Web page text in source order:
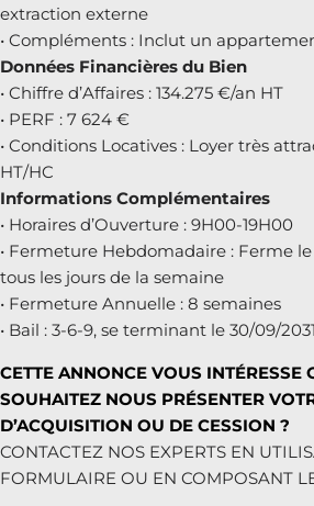
extraction externe
• Compléments : Inclut un
Données Financières du Bien
• Chiffre d’Affaires : 134.275 €/an HT
• PERF : 7 624 €
• Conditions Locatives : Loyer très
HT/HC
Informations Complémentaires
• Horaires d’Ouverture : 9H00-19H00
• Fermeture Hebdomadaire : Ferme
tous les jours de la semaine
• Fermeture Annuelle : 8 semaines
• Bail : 3-6-9, se terminant le 30/09/2031
CETTE ANNONCE VOUS INTÉRESSE
SOUHAITEZ NOUS PRÉSENTER
D’ACQUISITION OU DE CESSION ?
CONTACTEZ NOS EXPERTS EN
FORMULAIRE OU EN COMPOSANT